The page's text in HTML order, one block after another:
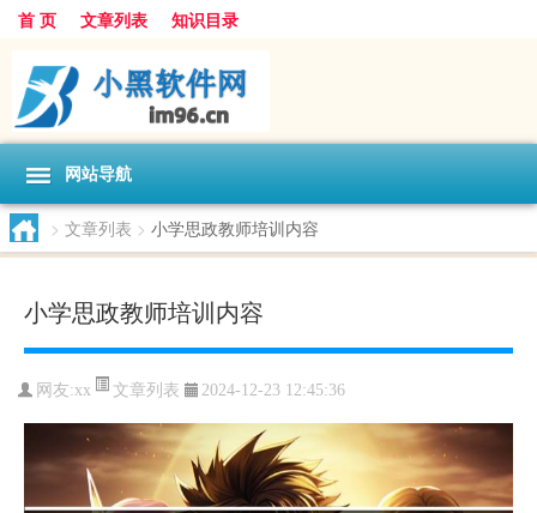
首 页 文章列表 知识目录
网站导航
> 文章列表 > 小学思政教师培训内容
小学思政教师培训内容
网友:xx 文章列表 2024-12-23 12:45:36